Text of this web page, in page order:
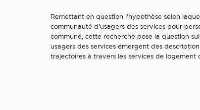
Remettant en question l'hypothèse selon
communauté d'usagers des services pour
commune, cette recherche pose la question
usagers des services émergent des
trajectoires à travers les services de